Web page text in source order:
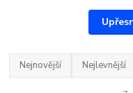
Nejnovější Nejlevnější